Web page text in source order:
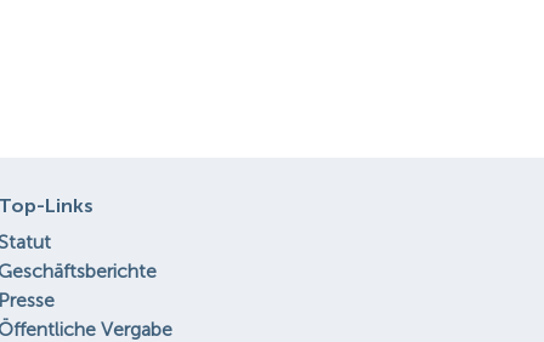
Top-Links
Geschäftsberichte
Presse
Öffentliche Vergabe